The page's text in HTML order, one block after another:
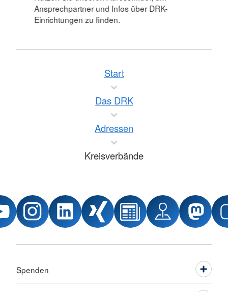
Ansprechpartner und Infos über DRK-
Einrichtungen zu finden.
Start
Das DRK
Adressen
Kreisverbände
Spenden